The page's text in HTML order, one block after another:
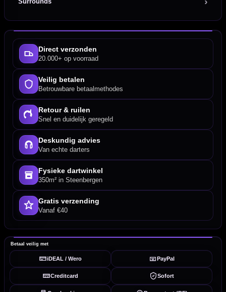
Direct verzonden
20.000+ op voorraad
Veilig betalen
Betrouwbare betaalmethodes
Retour & ruilen
Snel en duidelijk geregeld
Deskundig advies
Van echte darters
Fysieke dartwinkel
350m² in Steenbergen
Gratis verzending
Vanaf €40
Betaal veilig met
iDEAL / Wero PayPal
Creditcard Sofort